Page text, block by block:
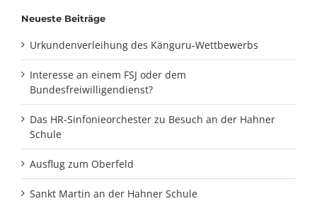
Neueste Beiträge
Urkundenverleihung des Känguru-Wettbewerbs
Interesse an einem FSJ oder dem
Bundesfreiwilligendienst?
Das HR-Sinfonieorchester zu Besuch an der Hahner
Schule
Ausflug zum Oberfeld
Sankt Martin an der Hahner Schule